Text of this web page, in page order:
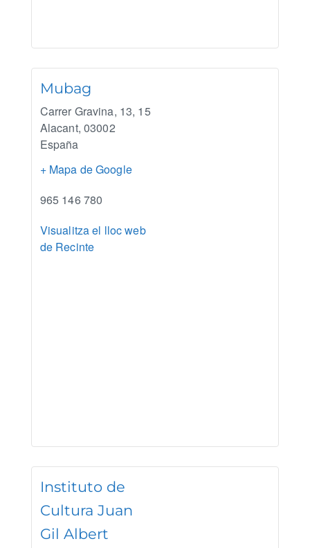
Mubag
Carrer Gravina, 13, 15
Alacant, 03002
España
+ Mapa de Google
965 146 780
Visualitza el lloc web
de Recinte
Instituto de
Cultura Juan
Gil Albert